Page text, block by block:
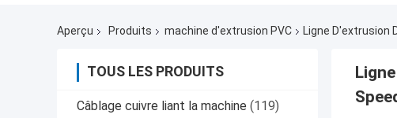
Aperçu Produits machine d'extrusion PVC Ligne D'extrusion
TOUS LES PRODUITS
Câblage cuivre liant la machine (119)